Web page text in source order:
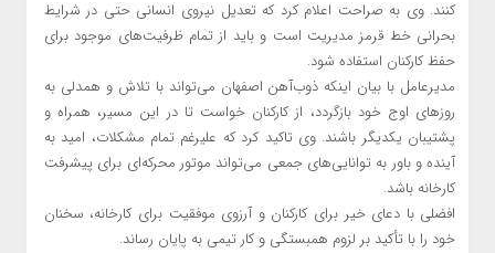
کنند. وی به صراحت اعلام کرد که تعدیل نیروی انسانی حتی در شرایط
بحرانی خط قرمز مدیریت است و باید از تمام ظرفیت‌های موجود برای
حفظ کارکنان استفاده شود.
مدیرعامل با بیان اینکه ذوب‌آهن اصفهان می‌تواند با تلاش و همدلی به
روزهای اوج خود بازگردد، از کارکنان خواست تا در این مسیر، همراه و
پشتیبان یکدیگر باشند. وی تاکید کرد که علیرغم تمام مشکلات، امید به
آینده و باور به توانایی‌های جمعی می‌تواند موتور محرکه‌ای برای پیشرفت
کارخانه باشد.
افضلی با دعای خیر برای کارکنان و آرزوی موفقیت برای کارخانه، سخنان
خود را با تأکید بر لزوم همبستگی و کار تیمی به پایان رساند.